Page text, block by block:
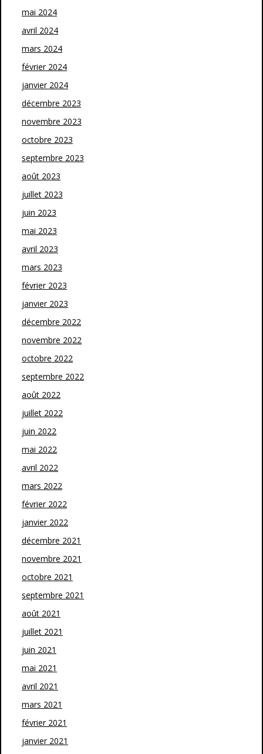
mai 2024
avril 2024
mars 2024
février 2024
janvier 2024
décembre 2023
novembre 2023
octobre 2023
septembre 2023
août 2023
juillet 2023
juin 2023
mai 2023
avril 2023
mars 2023
février 2023
janvier 2023
décembre 2022
novembre 2022
octobre 2022
septembre 2022
août 2022
juillet 2022
juin 2022
mai 2022
avril 2022
mars 2022
février 2022
janvier 2022
décembre 2021
novembre 2021
octobre 2021
septembre 2021
août 2021
juillet 2021
juin 2021
mai 2021
avril 2021
mars 2021
février 2021
janvier 2021